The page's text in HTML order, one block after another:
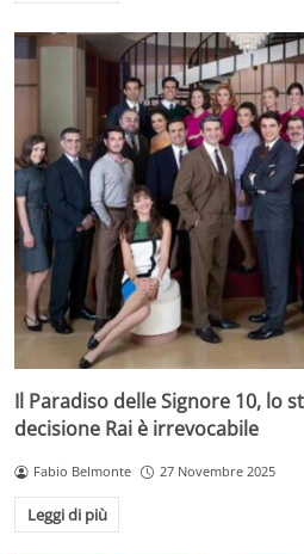
Il Paradiso delle Signore 10, lo
decisione Rai è irrevocabile
Fabio Belmonte 27 Novembre 2025
Leggi di più